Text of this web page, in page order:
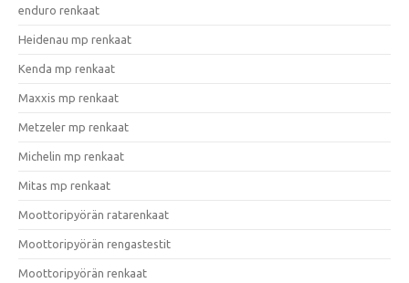
enduro renkaat
Heidenau mp renkaat
Kenda mp renkaat
Maxxis mp renkaat
Metzeler mp renkaat
Michelin mp renkaat
Mitas mp renkaat
Moottoripyörän ratarenkaat
Moottoripyörän rengastestit
Moottoripyörän renkaat